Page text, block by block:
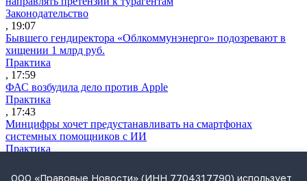
Законодательство
, 19:07
Бывшего гендиректора «Облкоммунэнерго» подозревают в
хищении 1 млрд руб.
Практика
, 17:59
ФАС возбудила дело против Apple
Практика
, 17:43
Минцифры хочет предустанавливать на смартфонах
системных помощников с ИИ
Практика
Экс-совладельца «Азбуки вкуса» заочно судят по делу о
ООО «Правовые Новости» (ИНН 7704317790) использует